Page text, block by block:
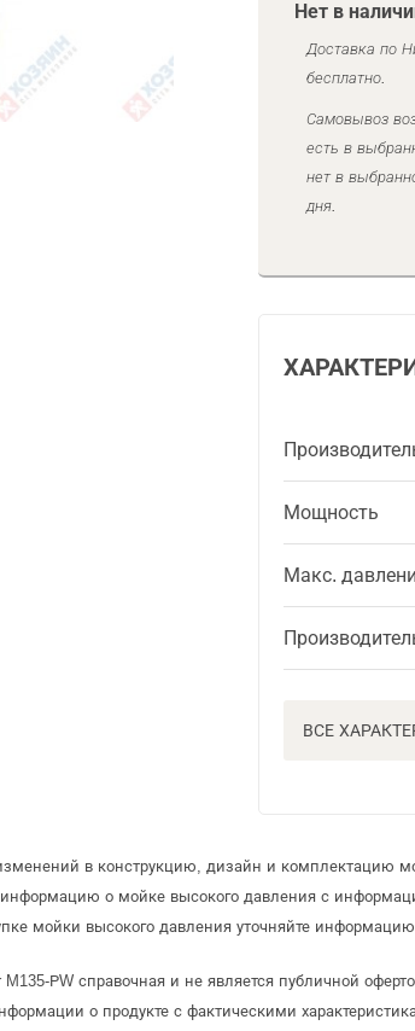
Нет в
Доставка по
бесплатно.
Самовывоз
есть в
нет в
дня.
Мощность
Макс.
ВСЕ
в конструкцию, дизайн и комплектацию
информацию о мойке высокого давления с
мойки высокого давления уточняйте информацию
РW справочная и не является публичной
о продукте с фактическими